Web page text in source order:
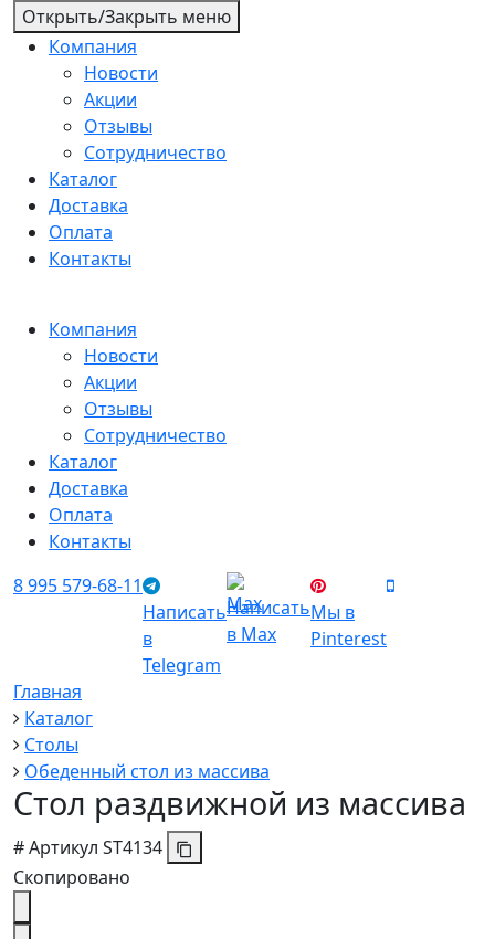
Открыть/Закрыть меню
Компания
Новости
Акции
Отзывы
Сотрудничество
Каталог
Доставка
Оплата
Контакты
Компания
Новости
Акции
Отзывы
Сотрудничество
Каталог
Доставка
Оплата
Контакты
8 995 579-68-11
Написать
в
Telegram
Написать
в Max
Мы в
Pinterest
Главная
Каталог
Столы
Обеденный стол из массива
Стол раздвижной из массива
#Артикул ST4134
Скопировано